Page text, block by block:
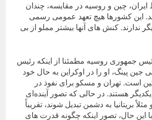
ایران، چین و روسیه در مقایسه، چندان
این کشورها هیچ تعهد عمومی رسمی
ندارند. کنش های آنها بیشتر مملو از بی
رئیس جمهوری روسیه مطمئنا از اینکه رئیس
پینگ، او را در اوکراین به حال خود
است. تهران و مسکو برای نفوذ در
هستند. در حالی که تصور آینده‌ای
بریتانیا به دشمن تبدیل شوند، تقریباً
این حال، تصور اینکه چگونه قدرت های